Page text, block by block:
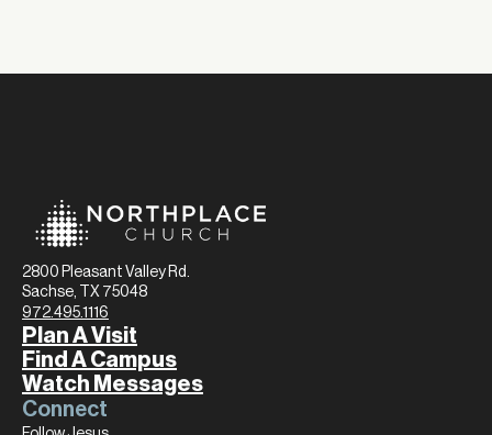
2800 Pleasant Valley Rd.
Sachse, TX 75048
972.495.1116
Plan A Visit
Find A Campus
Watch Messages
Connect